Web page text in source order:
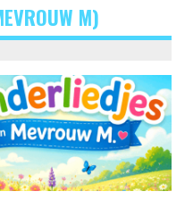
M)